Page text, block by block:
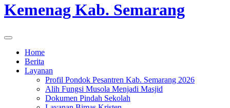
Kemenag Kab. Semarang
Home
Berita
Layanan
Profil Pondok Pesantren Kab. Semarang 2026
Alih Fungsi Musola Menjadi Masjid
Dokumen Pindah Sekolah